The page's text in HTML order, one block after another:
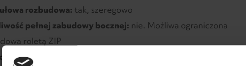
rozbudowa: tak, szeregowo
pełnej zabudowy bocznej: nie. Możliwa ograniczona
roletą ZIP
ręczne (korba)